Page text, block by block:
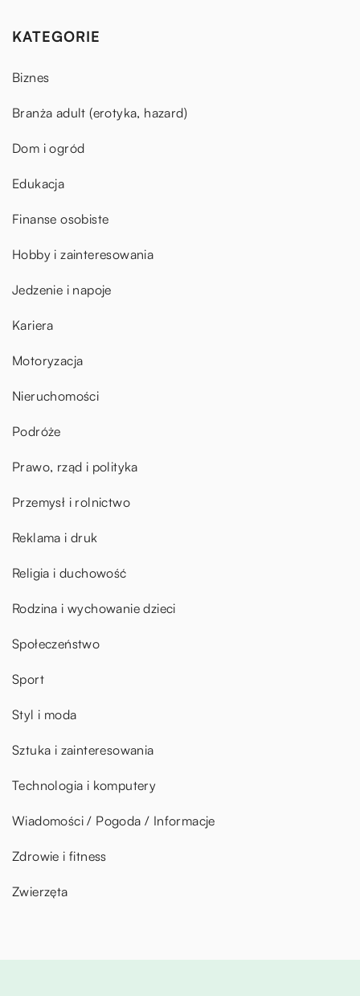
KATEGORIE
Biznes
Branża adult (erotyka, hazard)
Dom i ogród
Edukacja
Finanse osobiste
Hobby i zainteresowania
Jedzenie i napoje
Kariera
Motoryzacja
Nieruchomości
Podróże
Prawo, rząd i polityka
Przemysł i rolnictwo
Reklama i druk
Religia i duchowość
Rodzina i wychowanie dzieci
Społeczeństwo
Sport
Styl i moda
Sztuka i zainteresowania
Technologia i komputery
Wiadomości / Pogoda / Informacje
Zdrowie i fitness
Zwierzęta